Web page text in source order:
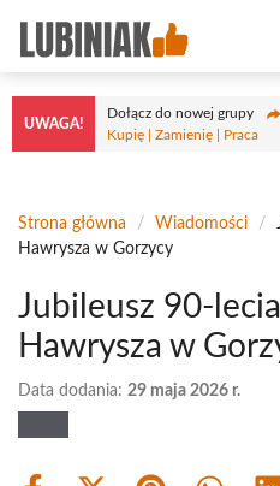
treści
UWAGA!
Dołącz do nowej grupy
Kupię | Zamienię | Praca
Strona główna / Wiadomości /
Hawrysza w Gorzycy
Jubileusz 90-
Hawrysza w
Data dodania: 29 maja 2026 r.